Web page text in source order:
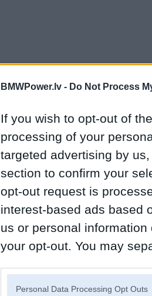
BMWPower.lv - Do Not Process
If you wish to opt-out of
processing of your
targeted advertising by
section to confirm your
opt-out request is
interest-based ads based
us or personal
your opt-out. You may
Personal Data Processing Opt Outs